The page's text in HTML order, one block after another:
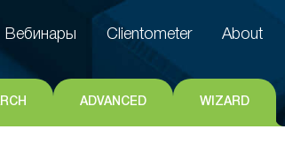
Clientometer
Вебинары Clientometer About
ADVANCED WIZARD